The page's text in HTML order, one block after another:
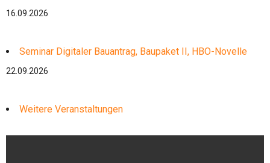
16.09.2026
Seminar Digitaler Bauantrag, Baupaket II, HBO-Novelle
22.09.2026
Weitere Veranstaltungen